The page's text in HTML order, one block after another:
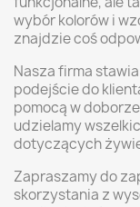
wybór kolorów i
znajdzie coś
Nasza firma
podejście do
pomocą w
udzielamy
dotyczących
Zapraszamy do
skorzystania z